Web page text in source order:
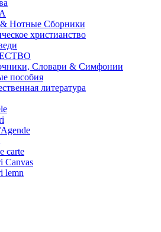
Нотные Сборники
христианство
Словари & Симфонии
пособия
литература
carte
Canvas
lemn